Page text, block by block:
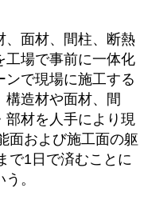
、面材、間柱、断熱
場で事前に一体化
ンで現場に施工する
構造材や面材、間
部材を人手により現
面および施工面の躯
で1日で済むことに
。